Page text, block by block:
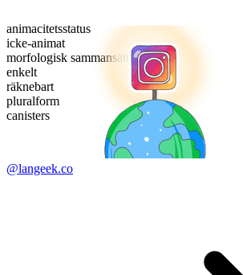
animacitetsstatus
icke-animat
morfologisk sammansättning
enkelt
räknebart
pluralform
canisters
@langeek.co